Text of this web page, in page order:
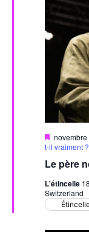
Le père
Mis
en
novembre
t-il vraiment ?
L'étincelle
Switzerland